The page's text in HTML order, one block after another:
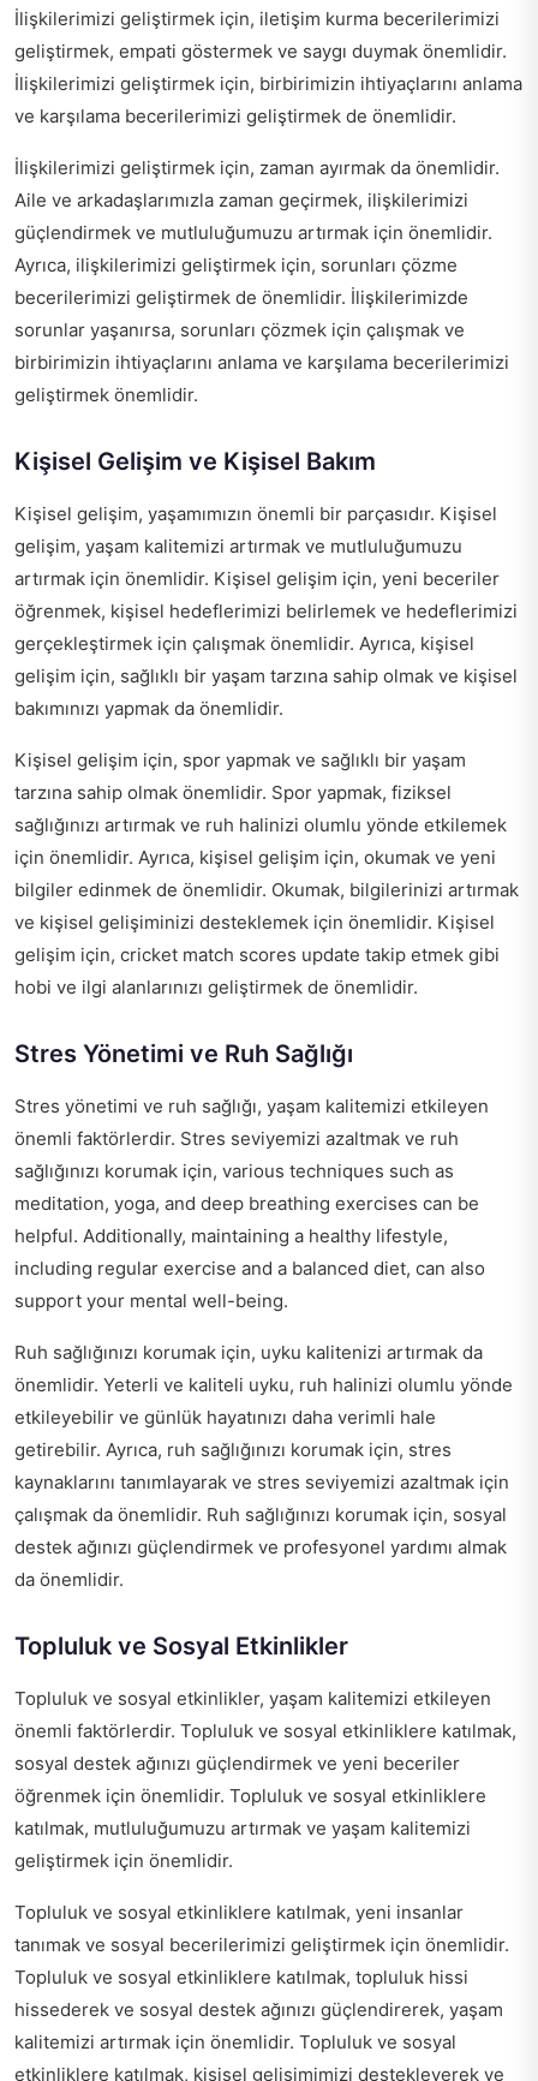
İlişkilerimizi geliştirmek için, iletişim kurma becerilerimizi
geliştirmek, empati göstermek ve saygı duymak önemlidir.
İlişkilerimizi geliştirmek için, birbirimizin ihtiyaçlarını anlama
ve karşılama becerilerimizi geliştirmek de önemlidir.
İlişkilerimizi geliştirmek için, zaman ayırmak da önemlidir.
Aile ve arkadaşlarımızla zaman geçirmek, ilişkilerimizi
güçlendirmek ve mutluluğumuzu artırmak için önemlidir.
Ayrıca, ilişkilerimizi geliştirmek için, sorunları çözme
becerilerimizi geliştirmek de önemlidir. İlişkilerimizde
sorunlar yaşanırsa, sorunları çözmek için çalışmak ve
birbirimizin ihtiyaçlarını anlama ve karşılama becerilerimizi
geliştirmek önemlidir.
Kişisel Gelişim ve Kişisel Bakım
Kişisel gelişim, yaşamımızın önemli bir parçasıdır. Kişisel
gelişim, yaşam kalitemizi artırmak ve mutluluğumuzu
artırmak için önemlidir. Kişisel gelişim için, yeni beceriler
öğrenmek, kişisel hedeflerimizi belirlemek ve hedeflerimizi
gerçekleştirmek için çalışmak önemlidir. Ayrıca, kişisel
gelişim için, sağlıklı bir yaşam tarzına sahip olmak ve kişisel
bakımınızı yapmak da önemlidir.
Kişisel gelişim için, spor yapmak ve sağlıklı bir yaşam
tarzına sahip olmak önemlidir. Spor yapmak, fiziksel
sağlığınızı artırmak ve ruh halinizi olumlu yönde etkilemek
için önemlidir. Ayrıca, kişisel gelişim için, okumak ve yeni
bilgiler edinmek de önemlidir. Okumak, bilgilerinizi artırmak
ve kişisel gelişiminizi desteklemek için önemlidir. Kişisel
gelişim için, cricket match scores update takip etmek gibi
hobi ve ilgi alanlarınızı geliştirmek de önemlidir.
Stres Yönetimi ve Ruh Sağlığı
Stres yönetimi ve ruh sağlığı, yaşam kalitemizi etkileyen
önemli faktörlerdir. Stres seviyemizi azaltmak ve ruh
sağlığınızı korumak için, various techniques such as
meditation, yoga, and deep breathing exercises can be
helpful. Additionally, maintaining a healthy lifestyle,
including regular exercise and a balanced diet, can also
support your mental well-being.
Ruh sağlığınızı korumak için, uyku kalitenizi artırmak da
önemlidir. Yeterli ve kaliteli uyku, ruh halinizi olumlu yönde
etkileyebilir ve günlük hayatınızı daha verimli hale
getirebilir. Ayrıca, ruh sağlığınızı korumak için, stres
kaynaklarını tanımlayarak ve stres seviyemizi azaltmak için
çalışmak da önemlidir. Ruh sağlığınızı korumak için, sosyal
destek ağınızı güçlendirmek ve profesyonel yardımı almak
da önemlidir.
Topluluk ve Sosyal Etkinlikler
Topluluk ve sosyal etkinlikler, yaşam kalitemizi etkileyen
önemli faktörlerdir. Topluluk ve sosyal etkinliklere katılmak,
sosyal destek ağınızı güçlendirmek ve yeni beceriler
öğrenmek için önemlidir. Topluluk ve sosyal etkinliklere
katılmak, mutluluğumuzu artırmak ve yaşam kalitemizi
geliştirmek için önemlidir.
Topluluk ve sosyal etkinliklere katılmak, yeni insanlar
tanımak ve sosyal becerilerimizi geliştirmek için önemlidir.
Topluluk ve sosyal etkinliklere katılmak, topluluk hissi
hissederek ve sosyal destek ağınızı güçlendirerek, yaşam
kalitemizi artırmak için önemlidir. Topluluk ve sosyal
etkinliklere katılmak, kişisel gelişimimizi destekleyerek ve